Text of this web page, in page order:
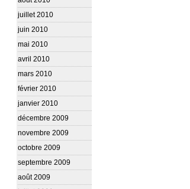
juillet 2010
juin 2010
mai 2010
avril 2010
mars 2010
février 2010
janvier 2010
décembre 2009
novembre 2009
octobre 2009
septembre 2009
août 2009